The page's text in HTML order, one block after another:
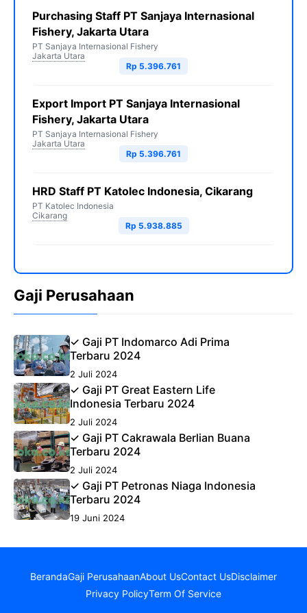
Purchasing Staff PT Sanjaya Internasional
Fishery, Jakarta Utara
PT Sanjaya Internasional Fishery
Jakarta Utara
Rp 5.396.761
Export Import PT Sanjaya Internasional
Fishery, Jakarta Utara
PT Sanjaya Internasional Fishery
Jakarta Utara
Rp 5.396.761
HRD Staff PT Katolec Indonesia, Cikarang
PT Katolec Indonesia
Cikarang
Rp 5.938.885
Gaji Perusahaan
✓ Gaji PT Indomarco Adi Prima
Terbaru 2024
2 Juli 2024
✓ Gaji PT Great Eastern Life
Indonesia Terbaru 2024
2 Juli 2024
✓ Gaji PT Cakrawala Berlian Buana
Terbaru 2024
2 Juli 2024
✓ Gaji PT Petronas Niaga Indonesia
Terbaru 2024
19 Juni 2024
BerandaGaji PerusahaanAbout UsContact UsDisclaimer
Privacy PolicyTerm Of Service